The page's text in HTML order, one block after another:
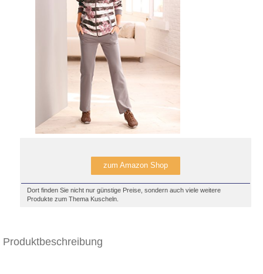
zum Amazon Shop
Dort finden Sie nicht nur günstige Preise, sondern auch viele weitere
Produkte zum Thema Kuscheln.
Produktbeschreibung